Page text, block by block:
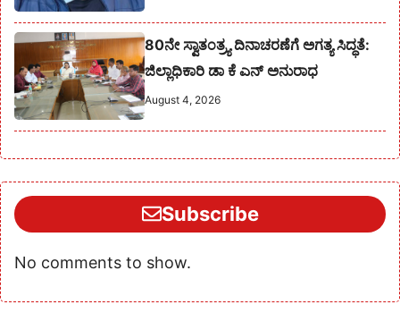
80ನೇ ಸ್ವಾತಂತ್ರ್ಯ ದಿನಾಚರಣೆಗೆ ಅಗತ್ಯ ಸಿದ್ಧತೆ:
ಜಿಲ್ಲಾಧಿಕಾರಿ ಡಾ ಕೆ ಎನ್ ಅನುರಾಧ
August 4, 2026
Subscribe
No comments to show.